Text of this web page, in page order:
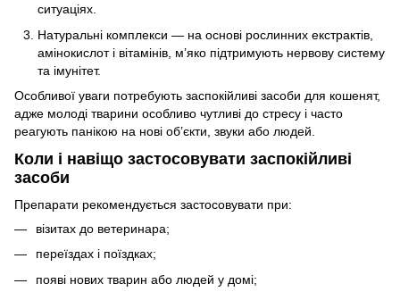
ситуаціях.
Натуральні комплекси — на основі рослинних екстрактів,
амінокислот і вітамінів, м’яко підтримують нервову систему
та імунітет.
Особливої уваги потребують заспокійливі засоби для кошенят,
адже молоді тварини особливо чутливі до стресу і часто
реагують панікою на нові об’єкти, звуки або людей.
Коли і навіщо застосовувати заспокійливі
засоби
Препарати рекомендується застосовувати при:
візитах до ветеринара;
переїздах і поїздках;
появі нових тварин або людей у домі;